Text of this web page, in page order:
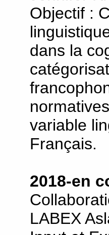
Objectif :
dans la
variable
Français.
2018-en
LABEX